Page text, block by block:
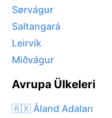
Sørvágur
Saltangará
Leirvík
Miðvágur
Avrupa Ülkeleri
🇦🇽 Åland Adaları